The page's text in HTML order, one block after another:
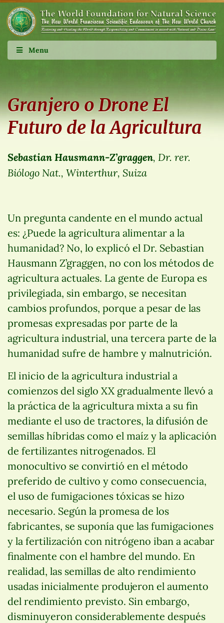
Menu
Granjero o Drone El
Futuro de la Agricultura
Sebastian Hausmann-Z’graggen, Dr. rer.
Biólogo Nat., Winterthur, Suiza
Un pregunta candente en el mundo actual
es: ¿Puede la agricultura alimentar a la
humanidad? No, lo explicó el Dr. Sebastian
Hausmann Z’graggen, no con los métodos de
agricultura actuales. La gente de Europa es
privilegiada, sin embargo, se necesitan
cambios profundos, porque a pesar de las
promesas expresadas por parte de la
agricultura industrial, una tercera parte de la
humanidad sufre de hambre y malnutrición.
El inicio de la agricultura industrial a
comienzos del siglo XX gradualmente llevó a
la práctica de la agricultura mixta a su fin
mediante el uso de tractores, la difusión de
semillas híbridas como el maíz y la aplicación
de fertilizantes nitrogenados. El
monocultivo se convirtió en el método
preferido de cultivo y como consecuencia,
el uso de fumigaciones tóxicas se hizo
necesario. Según la promesa de los
fabricantes, se suponía que las fumigaciones
y la fertilización con nitrógeno iban a acabar
finalmente con el hambre del mundo. En
realidad, las semillas de alto rendimiento
usadas inicialmente produjeron el aumento
del rendimiento previsto. Sin embargo,
disminuyeron considerablemente después